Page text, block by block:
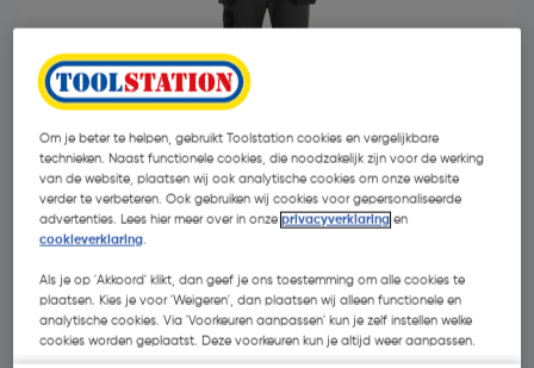
€ 54,95| Excl. btw € 45,41
Om je beter te helpen, gebruikt Toolstation cookies en vergelijkbare
technieken. Naast functionele cookies, die noodzakelijk zijn voor de werking
van de website, plaatsen wij ook analytische cookies om onze website
verder te verbeteren. Ook gebruiken wij cookies voor gepersonaliseerde
advertenties. Lees hier meer over in onzeprivacyverklaring en
cookieverklaring.
Als je op 'Akkoord' klikt, dan geef je ons toestemming om alle cookies te
plaatsen. Kies je voor 'Weigeren', dan plaatsen wij alleen functionele en
analytische cookies. Via 'Voorkeuren aanpassen' kun je zelf instellen welke
cookies worden geplaatst. Deze voorkeuren kun je altijd weer aanpassen.